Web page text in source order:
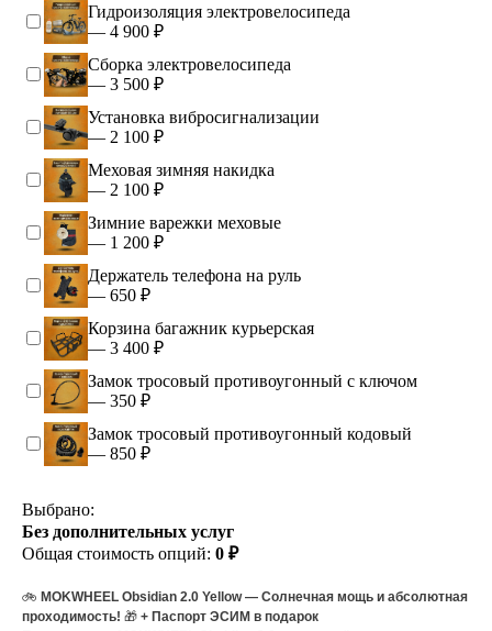
Гидроизоляция электровелосипеда
— 4 900 ₽
Сборка электровелосипеда
— 3 500 ₽
Установка вибросигнализации
— 2 100 ₽
Меховая зимняя накидка
— 2 100 ₽
Зимние варежки меховые
— 1 200 ₽
Держатель телефона на руль
— 650 ₽
Корзина багажник курьерская
— 3 400 ₽
Замок тросовый противоугонный с ключом
— 350 ₽
Замок тросовый противоугонный кодовый
— 850 ₽
Выбрано:
Без дополнительных услуг
Общая стоимость опций: 0 ₽
🚲 MOKWHEEL Obsidian 2.0 Yellow — Солнечная мощь и абсолютная
проходимость! 🎁 + Паспорт ЭСИМ в подарок